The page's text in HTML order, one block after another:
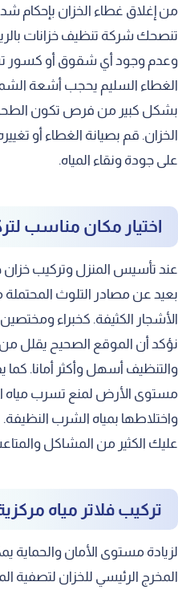
من إغلاق غطاء الخزان بإحكام
تنصحك شركة تنظيف خزانات
وعدم وجود أي شقوق أو كسور
الغطاء السليم يحجب أشعة
بشكل كبير من فرص تكون
الخزان. قم بصيانة الغطاء أو
على جودة ونقاء المياه.
اختيار مكان مناسب
عند تأسيس المنزل وتركيب
بعيد عن مصادر التلوث
الأشجار الكثيفة. كخبراء
نؤكد أن الموقع الصحيح يقلل
والتنظيف أسهل وأكثر أمانا.
مستوى الأرض لمنع تسرب مياه
واختلاطها بمياه الشرب النظيفة.
عليك الكثير من المشاكل
تركيب فلاتر مياه
لزيادة مستوى الأمان والحماية
المخرج الرئيسي للخزان لتصفية